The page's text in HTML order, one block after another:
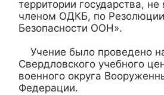
территории государства,
членом ОДКБ, по
Безопасности ООН».
Учение было проведено
Свердловского учебного
военного округа
Федерации.